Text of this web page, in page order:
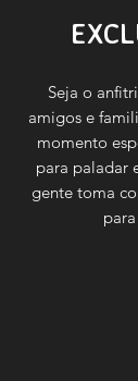
Seja o
amigos e
momento
para paladar
gente toma